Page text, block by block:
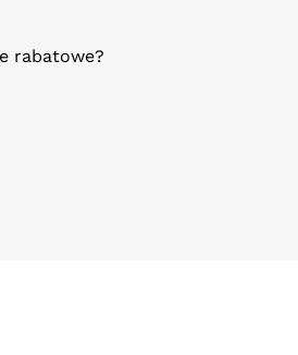
rabatowe?